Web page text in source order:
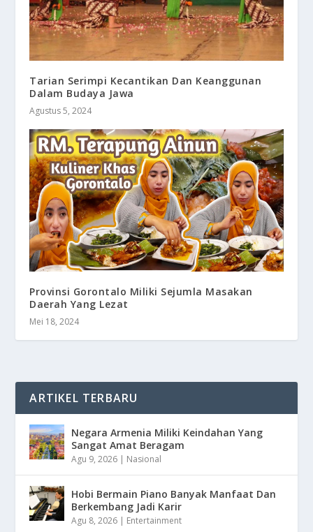
Tarian Serimpi Kecantikan Dan Keanggunan
Dalam Budaya Jawa
Agustus 5, 2024
Provinsi Gorontalo Miliki Sejumla Masakan
Daerah Yang Lezat
Mei 18, 2024
ARTIKEL TERBARU
Negara Armenia Miliki Keindahan Yang
Sangat Amat Beragam
Agu 9, 2026 | Nasional
Hobi Bermain Piano Banyak Manfaat Dan
Berkembang Jadi Karir
Agu 8, 2026 | Entertainment